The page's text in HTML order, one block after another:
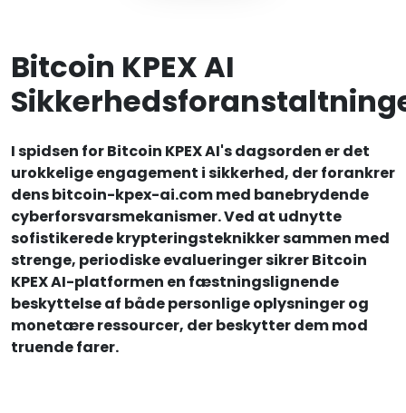
Bitcoin KPEX AI
I spidsen for Bitcoin KPEX AI's dagsorden er det
urokkelige engagement i sikkerhed, der forankrer
dens bitcoin-kpex-ai.com med banebrydende
cyberforsvarsmekanismer. Ved at udnytte
sofistikerede krypteringsteknikker sammen med
strenge, periodiske evalueringer sikrer Bitcoin
KPEX AI-platformen en fæstningslignende
beskyttelse af både personlige oplysninger og
monetære ressourcer, der beskytter dem mod
truende farer.